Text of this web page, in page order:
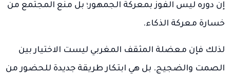
إن دوره ليس الفوز بمعركة الجمهور؛ بل منع المجتمع من
خسارة معركة الذكاء.
لذلك فإن معضلة المثقف المغربي ليست الاختيار بين
الصمت والضجيج. بل هي ابتكار طريقة جديدة للحضور من